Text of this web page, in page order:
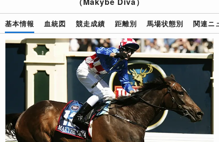
基本情報 血統図 競走成績 距離別 馬場状態別 関連ニ